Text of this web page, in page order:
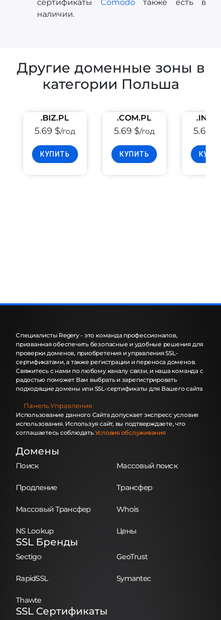
сертификаты Comodoтакже есть в
наличии.
Другие доменные зоны в
категории Польша
.BIZ.PL
5.69 $/год
КУПИТЬ
.COM.PL
5.69 $/год
КУПИТЬ
5.69 $
Специалисты Regery - это команда профессионалов,
призванная обеспечить безопасные и удобные решения для
проверки доменов, приобретения и управления SSL-
сертификатами, а также регистрации и переноса доменов.
Свяжитесь с нами по любому каналу связи, и наша команда с
радостью поможет Вам выбрать и зарегистрировать
подходящие домены или SSL-сертификаты для Вашего сайта
Панель Управления
Использование данного Сайта допускает экспресс условия
использования. Используя сайт, вы подтверждаете, что
соглашаетесь соблюдать Условия обслуживания
Домены
Поиск Массовый поиск
Продление Трансфер
Массовый Трансфер Whois
NS Lookup Цены
SSL Бренды
Sectigo GeoTrust
RapidSSL Symantec
Thawte
SSL Сертификаты